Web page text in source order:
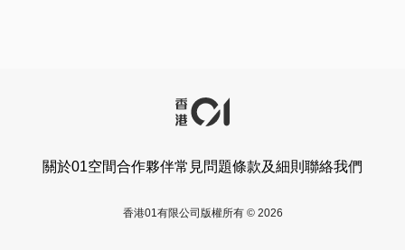
關於01空間合作夥伴常見問題條款及細則 聯絡我們
香港01有限公司版權所有 © 2026